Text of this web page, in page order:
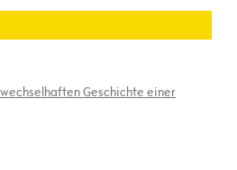
Geschichte einer